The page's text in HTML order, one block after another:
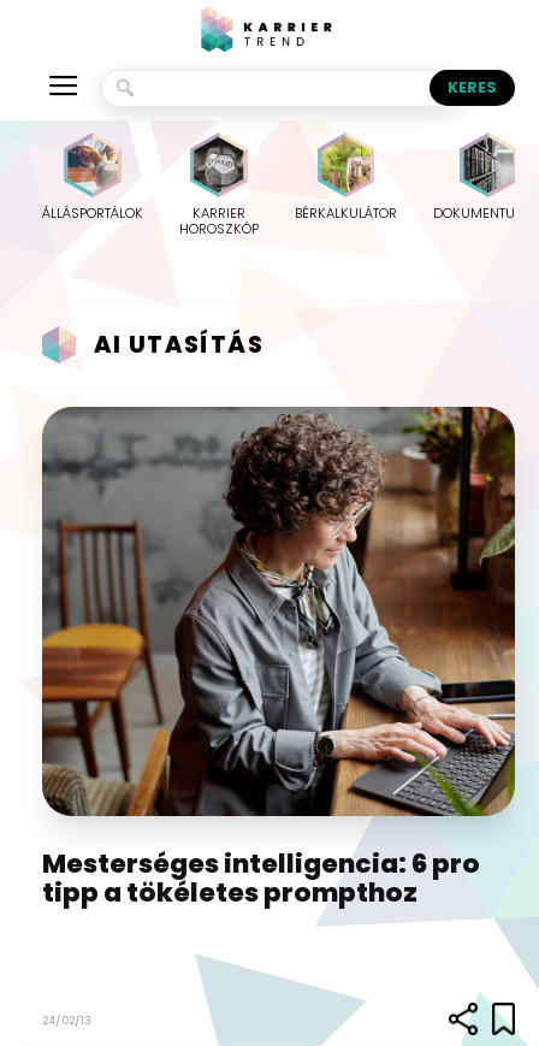
ÁLLÁSPORTÁLOK
KARRIER
HOROSZKÓP
BÉRKALKULÁTOR
AI UTASÍTÁS
Mesterséges intelligencia: 6 pro
tipp a tökéletes prompthoz
24/02/13